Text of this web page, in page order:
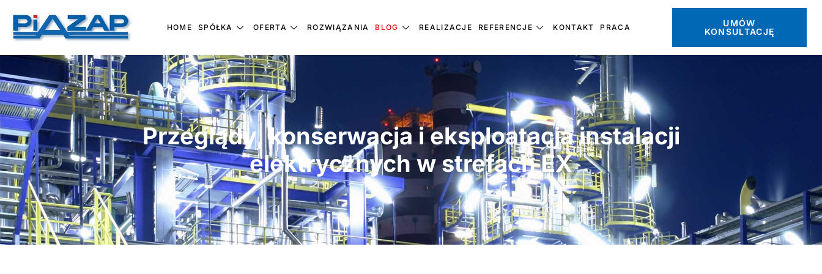
HOME SPÓŁKA OFERTA ROZWIĄZANIA BLOG REALIZACJE REFERENCJE KONTAKT PRACA
UMÓW
KONSULTACJĘ
Przeglądy, konserwacja i eksploatacja instalacji
elektrycznych w strefach EX